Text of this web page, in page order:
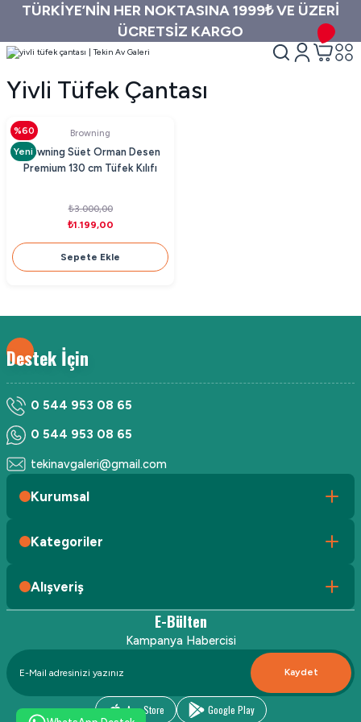
TÜRKİYE’NİN HER NOKTASINA 1999₺ VE ÜZERİ
ÜCRETSİZ KARGO
Yivli Tüfek Çantası
%60
Yeni
Browning
Browning Süet Orman Desen
Premium 130 cm Tüfek Kılıfı
₺3.000,00
₺1.199,00
Sepete Ekle
Destek İçin
0 544 953 08 65
0 544 953 08 65
tekinavgaleri@gmail.com
Kurumsal
Kategoriler
Alışveriş
E-Bülten
Kampanya Habercisi
Kaydet
App Store Google Play